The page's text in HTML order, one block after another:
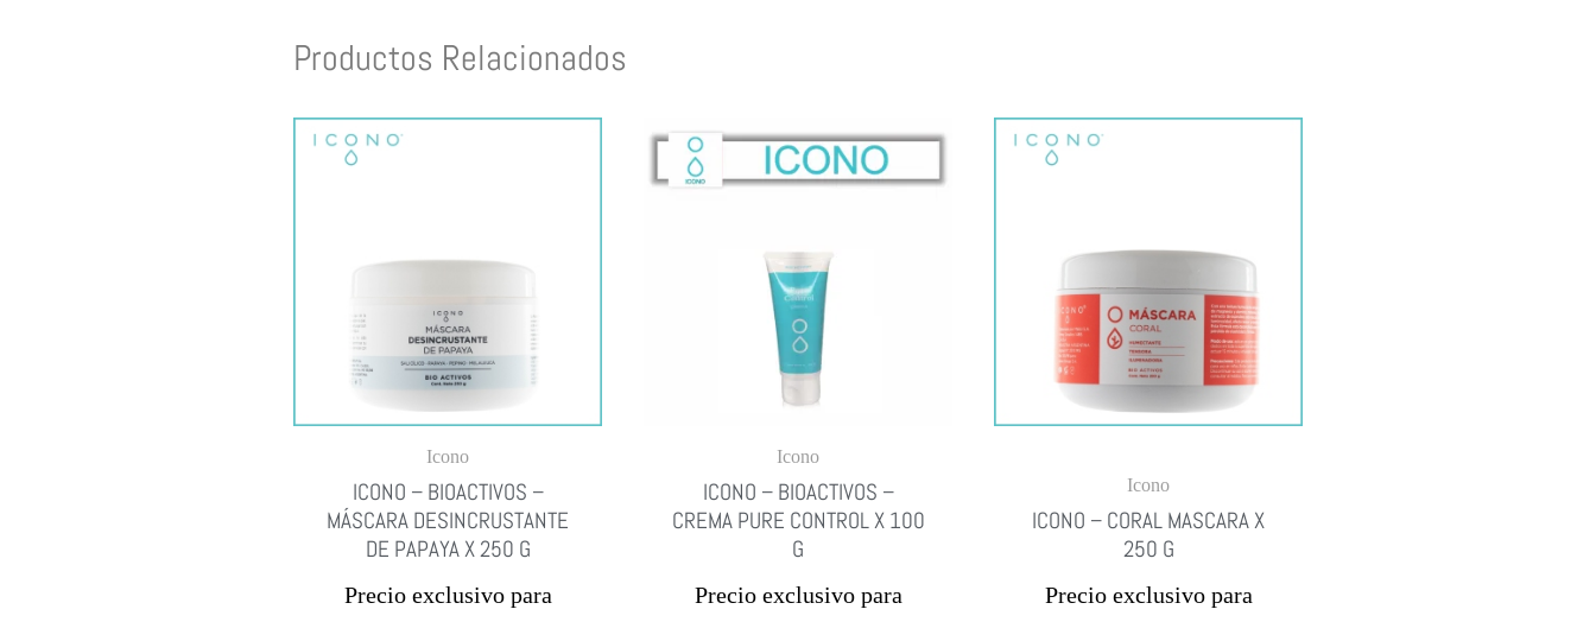
Productos Relacionados
Icono
ICONO – BIOACTIVOS –
MÁSCARA DESINCRUSTANTE
DE PAPAYA X 250 G
Precio exclusivo para
Icono
ICONO – BIOACTIVOS –
CREMA PURE CONTROL X 100
G
Precio exclusivo para
Icono
ICONO – CORAL MASCARA X
250 G
Precio exclusivo para